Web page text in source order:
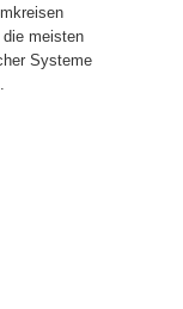
meisten
Systeme